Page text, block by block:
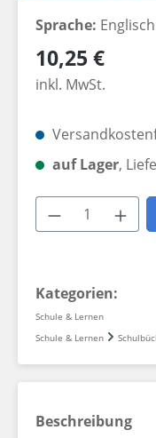
Sprache: Englisch
Regulärer Preis:
10,25 €
inkl. MwSt.
auf Lager,
Produkt
Kategorien:
Schule & Lernen
Schule & Lernen
Beschreibung